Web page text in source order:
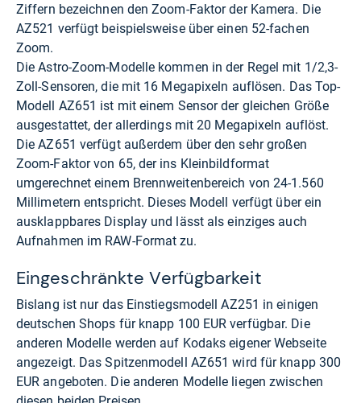
Ziffern bezeichnen den Zoom-Faktor der Kamera. Die
AZ521 verfügt beispielsweise über einen 52-fachen
Zoom.
Die Astro-Zoom-Modelle kommen in der Regel mit 1/2,3-
Zoll-Sensoren, die mit 16 Megapixeln auflösen. Das Top-
Modell AZ651 ist mit einem Sensor der gleichen Größe
ausgestattet, der allerdings mit 20 Megapixeln auflöst.
Die AZ651 verfügt außerdem über den sehr großen
Zoom-Faktor von 65, der ins Kleinbildformat
umgerechnet einem Brennweitenbereich von 24-1.560
Millimetern entspricht. Dieses Modell verfügt über ein
ausklappbares Display und lässt als einziges auch
Aufnahmen im RAW-Format zu.
Eingeschränkte Verfügbarkeit
Bislang ist nur das Einstiegsmodell AZ251 in einigen
deutschen Shops für knapp 100 EUR verfügbar. Die
anderen Modelle werden auf Kodaks eigener Webseite
angezeigt. Das Spitzenmodell AZ651 wird für knapp 300
EUR angeboten. Die anderen Modelle liegen zwischen